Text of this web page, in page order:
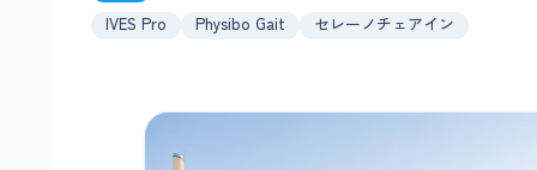
IVES Pro
Physibo Gait セレーノチェアイン